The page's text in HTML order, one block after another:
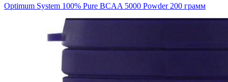
Optimum System 100% Pure BCAA 5000 Powder 200 грамм